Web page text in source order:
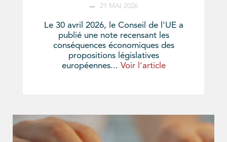
21 MAI 2026
Le 30 avril 2026, le Conseil de l'UE a
publié une note recensant les
conséquences économiques des
propositions législatives
européennes... Voir l'article